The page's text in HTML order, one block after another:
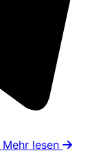
Mehr lesen